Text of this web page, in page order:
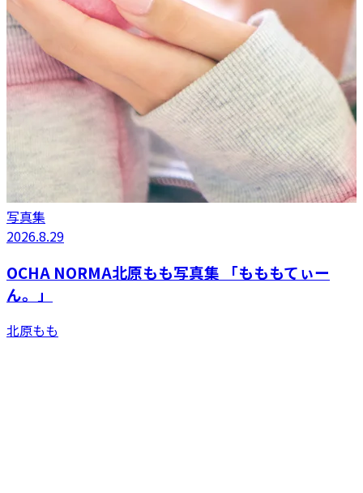
写真集
2026.8.29
OCHA NORMA北原もも写真集 「もももてぃー
ん。」
北原もも